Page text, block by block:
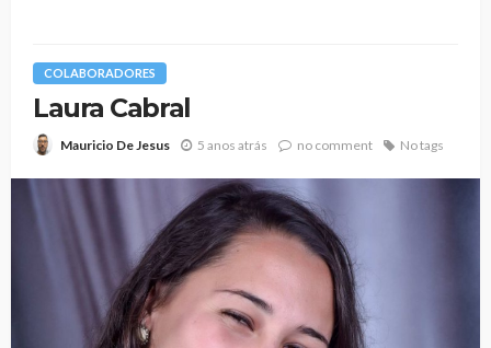
COLABORADORES
Laura Cabral
Mauricio De Jesus 5 anos atrás no comment No tags